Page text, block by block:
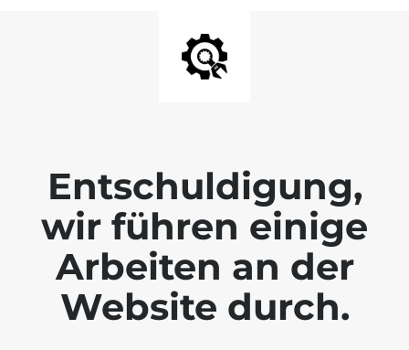
Entschuldigung,
wir führen einige
Arbeiten an der
Website durch.